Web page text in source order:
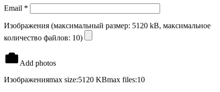
Email *
Изображения (максимальный размер: 5120 kB, максимальное
количество файлов: 10)
Add photos
Изображенияmax size:5120 KBmax files:10